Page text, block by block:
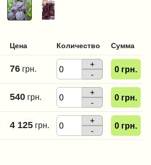
Цена Количество Сумма
76 грн.
+
-
0 грн.
540 грн.
+
-
0 грн.
4 125 грн.
+
-
0 грн.